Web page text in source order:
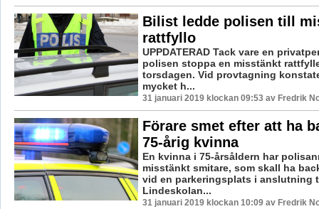
Bilist ledde polisen till
rattfyllo
UPPDATERAD Tack vare en
polisen stoppa en misstänkt
torsdagen. Vid provtagning
mycket h...
31 januari 2019 klockan 09:53 av Fredrik
Förare smet efter att ha
75-årig kvinna
En kvinna i 75-årsåldern har
misstänkt smitare, som skall ha
vid en parkeringsplats i anslutning
Lindeskolan...
31 januari 2019 klockan 10:09 av Fredrik